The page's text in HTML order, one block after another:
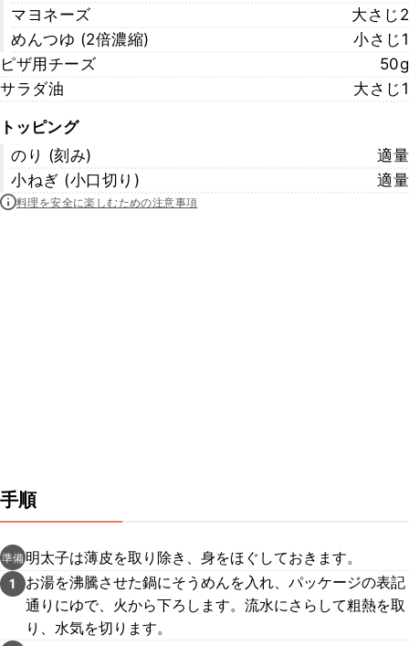
マヨネーズ
大さじ2
めんつゆ (2倍濃縮)
小さじ1
ピザ用チーズ
50g
サラダ油
大さじ1
トッピング
のり (刻み)
適量
小ねぎ (小口切り)
適量
料理を安全に楽しむための注意事項
手順
準備 明太子は薄皮を取り除き、身をほぐしておきます。
1
お湯を沸騰させた鍋にそうめんを入れ、パッケージの表記
通りにゆで、火から下ろします。流水にさらして粗熱を取
り、水気を切ります。